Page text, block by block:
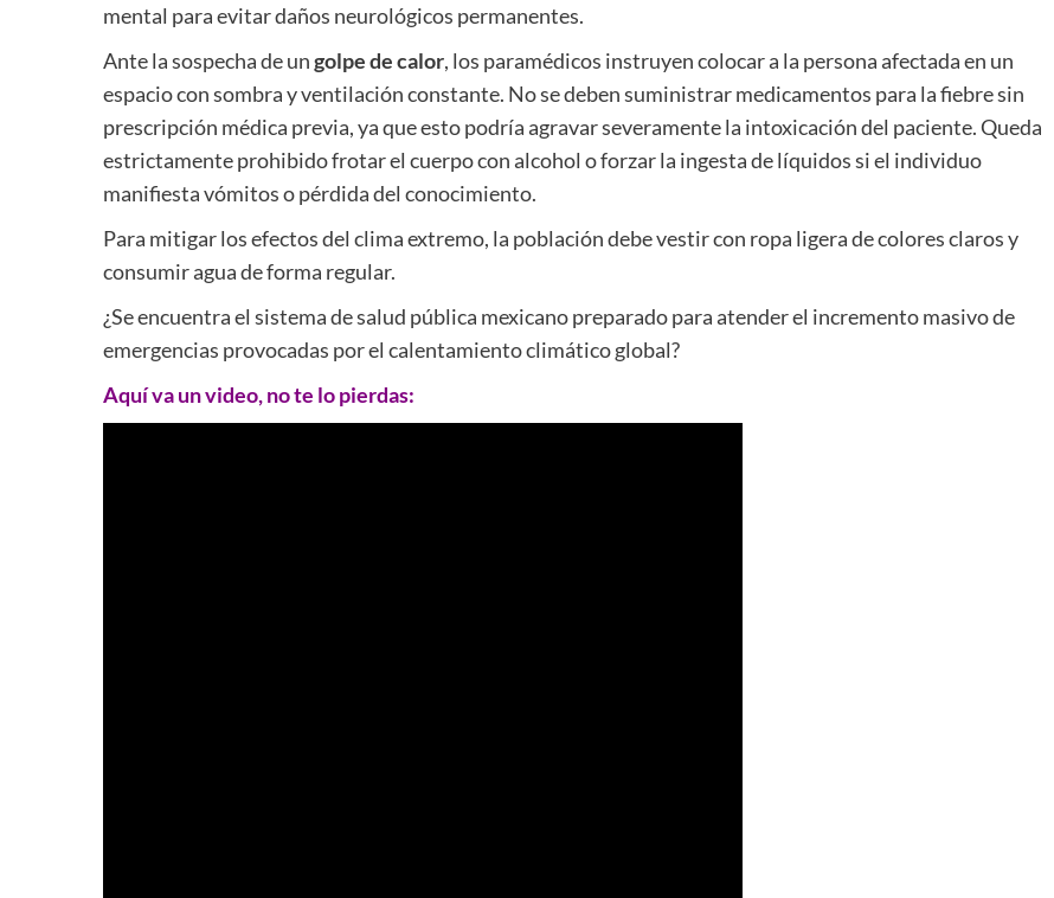
mental para evitar daños neurológicos permanentes.
Ante la sospecha de ungolpe de calor, los paramédicos instruyen colocar a la persona afectada en un
espacio con sombra y ventilación constante. No se deben suministrar medicamentos para la fiebre sin
prescripción médica previa, ya que esto podría agravar severamente la intoxicación del paciente. Queda
estrictamente prohibido frotar el cuerpo con alcohol o forzar la ingesta de líquidos si el individuo
manifiesta vómitos o pérdida del conocimiento.
Para mitigar los efectos del clima extremo, la población debe vestir con ropa ligera de colores claros y
consumir agua de forma regular.
¿Se encuentra el sistema de salud pública mexicano preparado para atender el incremento masivo de
emergencias provocadas por el calentamiento climático global?
Aquí va un video, no te lo pierdas: